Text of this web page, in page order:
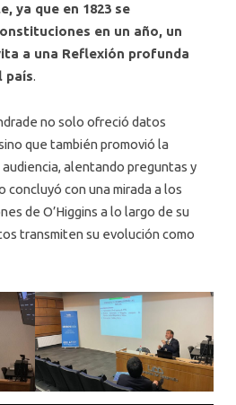
ya que en 1823 se
en un año, un
a una Reflexión profunda
país.
no solo ofreció datos
que también promovió la
alentando preguntas y
concluyó con una mirada a los
de O’Higgins a lo largo de su
transmiten su evolución como